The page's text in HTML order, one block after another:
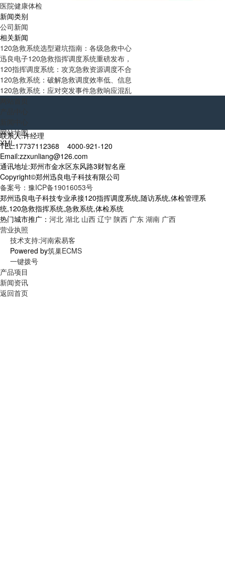
医院健康体检
新闻类别
公司新闻
相关新闻
120急救系统选型避坑指南：各级急救中心
迅良电子120急救指挥调度系统重磅发布，
120指挥调度系统：攻克急救资源调度不合
120急救系统：破解急救调度效率低、信息
120急救系统：应对突发事件急救响应混乱
网站地图
XML
联系人:许经理
TEL:17737112368 4000-921-120
Email:zzxunliang@126.com
通讯地址:郑州市金水区东风路3财智名座
Copyright©郑州迅良电子科技有限公司
备案号：豫ICP备19016053号
郑州迅良电子科技专业承接120指挥调度系统,随访系统,体检管理系
统,120急救指挥系统,急救系统,体检系统
热门城市推广： 河北 湖北 山西 辽宁 陕西 广东 湖南 广西
营业执照
技术支持:河南索易客
Powered by筑巢ECMS
一键拨号
产品项目
新闻资讯
返回首页